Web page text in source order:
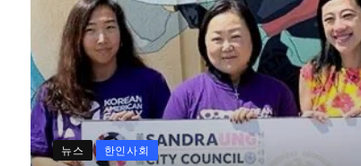
뉴스 한인사회